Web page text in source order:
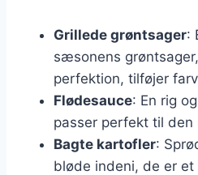
Grillede grøntsager:
sæsonens
perfektion, tilføjer
Flødesauce: En rig
passer perfekt til den
Bagte kartofler:
bløde indeni, de er et